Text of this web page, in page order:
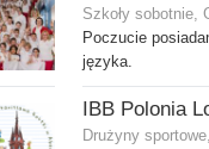
Szkoły sobotnie,
Poczucie
języka.
IBB Polonia
Drużyny